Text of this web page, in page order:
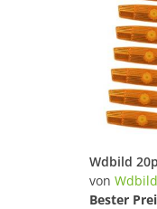
von Wdbild
Bester